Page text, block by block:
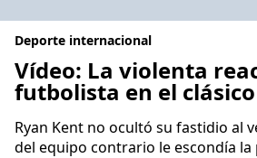
Deporte internacional
Vídeo: La violenta
futbolista en el clásico
Ryan Kent no ocultó su fastidio al
del equipo contrario le escondía